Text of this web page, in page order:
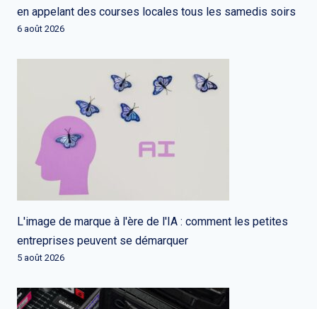
en appelant des courses locales tous les samedis soirs
6 août 2026
L'image de marque à l'ère de l'IA : comment les petites
entreprises peuvent se démarquer
5 août 2026